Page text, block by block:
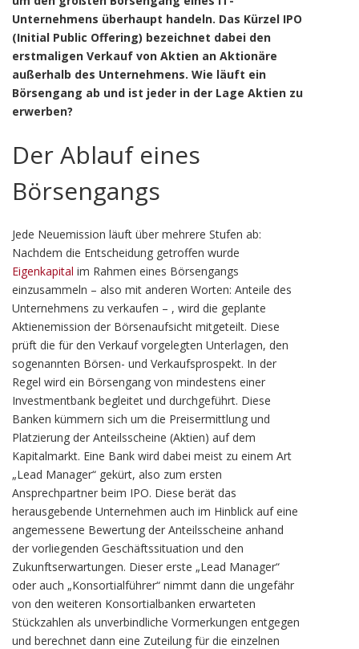
Unternehmens überhaupt handeln. Das Kürzel IPO
(Initial Public Offering) bezeichnet dabei den
erstmaligen Verkauf von Aktien an Aktionäre
außerhalb des Unternehmens. Wie läuft ein
Börsengang ab und ist jeder in der Lage Aktien zu
erwerben?
Der Ablauf eines
Börsengangs
Jede Neuemission läuft über mehrere Stufen ab:
Nachdem die Entscheidung getroffen wurde
Eigenkapital im Rahmen eines Börsengangs
einzusammeln – also mit anderen Worten: Anteile des
Unternehmens zu verkaufen – , wird die geplante
Aktienemission der Börsenaufsicht mitgeteilt. Diese
prüft die für den Verkauf vorgelegten Unterlagen, den
sogenannten Börsen- und Verkaufsprospekt. In der
Regel wird ein Börsengang von mindestens einer
Investmentbank begleitet und durchgeführt. Diese
Banken kümmern sich um die Preisermittlung und
Platzierung der Anteilsscheine (Aktien) auf dem
Kapitalmarkt. Eine Bank wird dabei meist zu einem Art
„Lead Manager“ gekürt, also zum ersten
Ansprechpartner beim IPO. Diese berät das
herausgebende Unternehmen auch im Hinblick auf eine
angemessene Bewertung der Anteilsscheine anhand
der vorliegenden Geschäftssituation und den
Zukunftserwartungen. Dieser erste „Lead Manager“
oder auch „Konsortialführer“ nimmt dann die ungefähr
von den weiteren Konsortialbanken erwarteten
Stückzahlen als unverbindliche Vormerkungen entgegen
und berechnet dann eine Zuteilung für die einzelnen